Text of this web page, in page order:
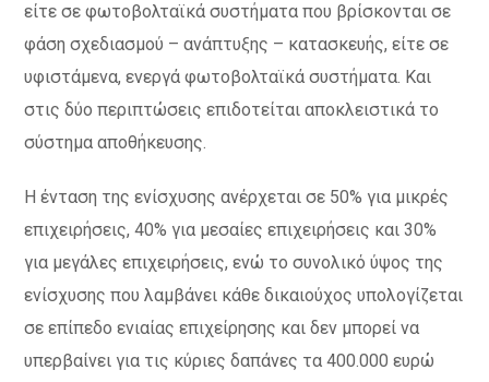
είτε σε φωτοβολταϊκά συστήματα που βρίσκονται σε
φάση σχεδιασμού – ανάπτυξης – κατασκευής, είτε σε
υφιστάμενα, ενεργά φωτοβολταϊκά συστήματα. Και
στις δύο περιπτώσεις επιδοτείται αποκλειστικά το
σύστημα αποθήκευσης.
Η ένταση της ενίσχυσης ανέρχεται σε 50% για μικρές
επιχειρήσεις, 40% για μεσαίες επιχειρήσεις και 30%
για μεγάλες επιχειρήσεις, ενώ το συνολικό ύψος της
ενίσχυσης που λαμβάνει κάθε δικαιούχος υπολογίζεται
σε επίπεδο ενιαίας επιχείρησης και δεν μπορεί να
υπερβαίνει για τις κύριες δαπάνες τα 400.000 ευρώ